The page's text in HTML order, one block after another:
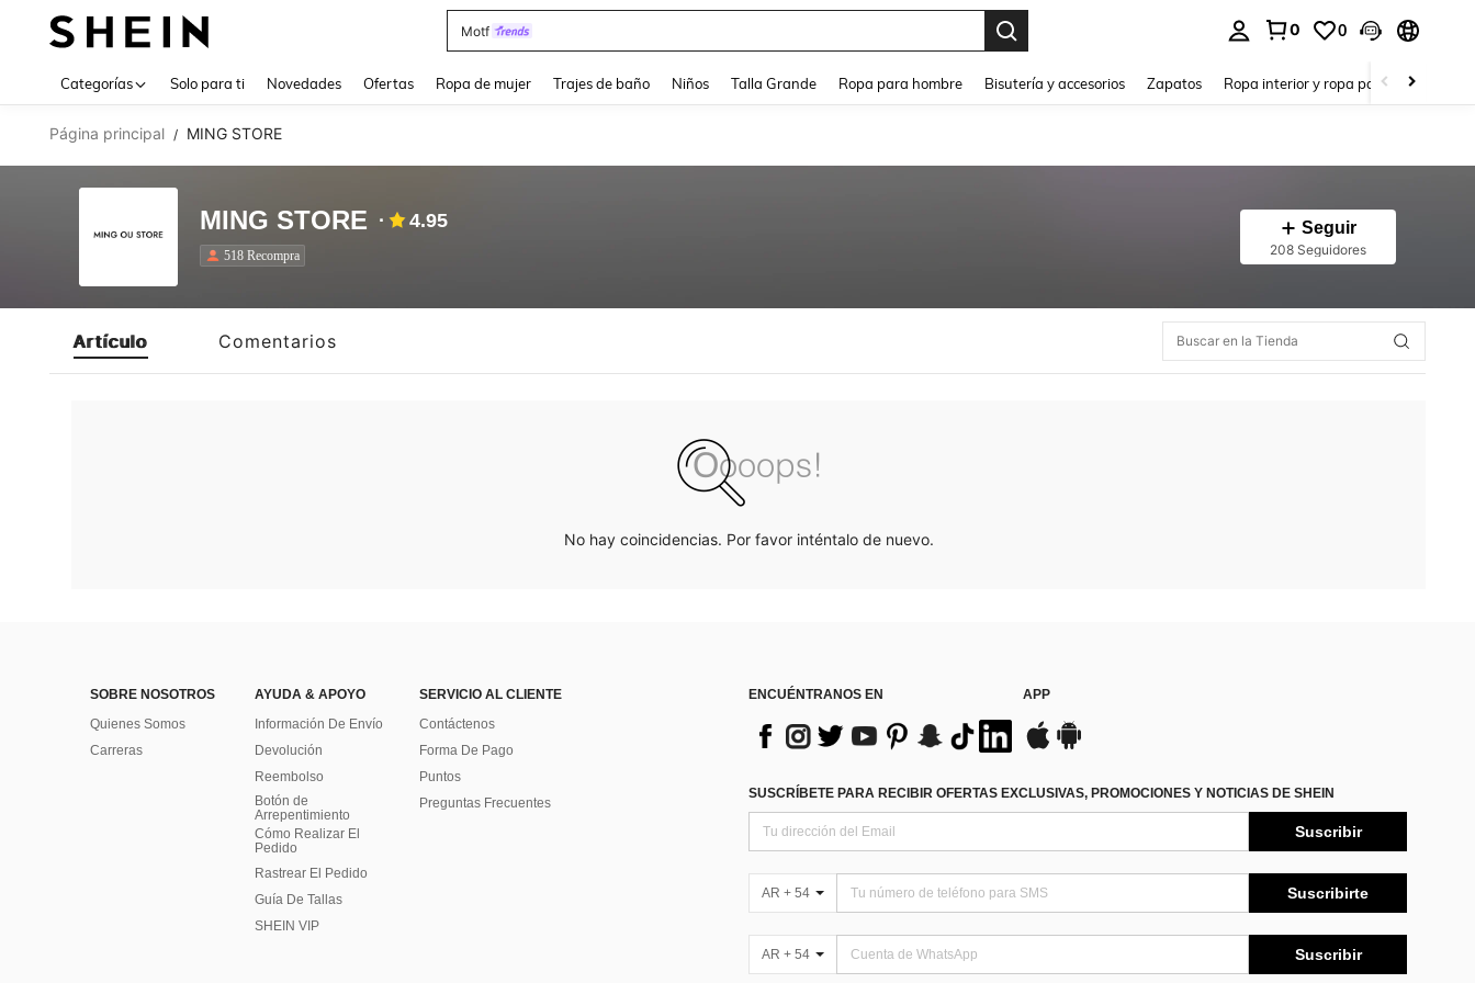
Motf
0 0
Categorías Solo para ti Novedades Ofertas Ropa de mujer Trajes de baño Niños Talla Grande Ropa para hombre Bisutería y accesorios Zapatos Ropa interior y ropa para dormir
Página principal / MING STORE
MING STORE 4.95
518 Recompra
Seguir
208 Seguidores
Artículo Comentarios
No hay coincidencias. Por favor inténtalo de nuevo.
SOBRE NOSOTROS
Quienes Somos
Carreras
AYUDA & APOYO
Información De Envío
Devolución
Reembolso
Botón de
Arrepentimiento
Cómo Realizar El
Pedido
Rastrear El Pedido
Guía De Tallas
SHEIN VIP
SERVICIO AL CLIENTE
Contáctenos
Forma De Pago
Puntos
Preguntas Frecuentes
ENCUÉNTRANOS EN APP
SUSCRÍBETE PARA RECIBIR OFERTAS EXCLUSIVAS, PROMOCIONES Y NOTICIAS DE SHEIN
Suscribir
AR + 54 Suscribirte
AR + 54 Suscribir